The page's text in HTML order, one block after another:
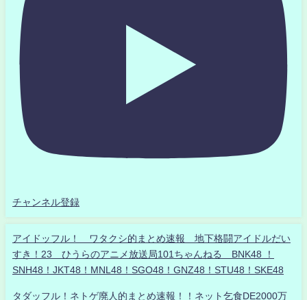
チャンネル登録
アイドッフル！ ワタクシ的まとめ速報 地下格闘アイドルだい
すき！23 ひうらのアニメ放送局101ちゃんねる BNK48 ！
SNH48！JKT48！MNL48！SGO48！GNZ48！STU48！SKE48
タダッフル！ネトゲ廃人的まとめ速報！！ネット乞食DE2000万